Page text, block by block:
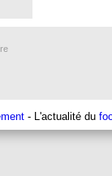
- L'actualité du